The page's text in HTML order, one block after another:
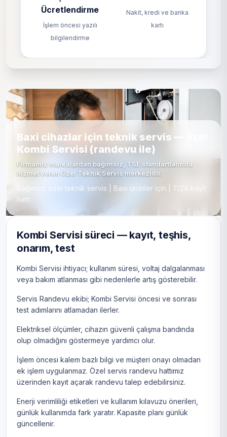
Ücretlendirme
İşlem öncesi yazılı
bilgilendirme
Nakit, kredi ve banka
kartı
Baxi cihazlar için teknik servis — özel
Kombi Servisi (randevu ile)
Firmamız markalardan bağımsız, TSE standartlarında
hizmet veren Özel Teknik Servis merkezidir.
Bağımsız özel teknik servis | Baxi ürünler için | 7/24 kayıt
hattı
Kombi Servisi süreci — kayıt, teşhis,
onarım, test
Kombi Servisi ihtiyacı; kullanım süresi, voltaj dalgalanması
veya bakım atlanması gibi nedenlerle artış gösterebilir.
Servis Randevu ekibi; Kombi Servisi öncesi ve sonrası
test adımlarını atlamadan ilerler.
Elektriksel ölçümler, cihazın güvenli çalışma bandında
olup olmadığını göstermeye yardımcı olur.
İşlem öncesi kalem bazlı bilgi ve müşteri onayı olmadan
ek işlem uygulanmaz. Özel servis randevu hattımız
üzerinden kayıt açarak randevu talep edebilirsiniz.
Enerji verimliliği etiketleri ve kullanım kılavuzu önerileri,
günlük kullanımda fark yaratır. Kapasite planı günlük
güncellenir.